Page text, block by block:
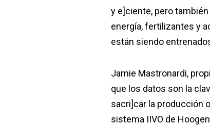
y e]ciente, pero
energía, fertilizantes y
están siendo
Jamie Mastronardi,
que los datos son la
sacri]car la producción
sistema IIVO de